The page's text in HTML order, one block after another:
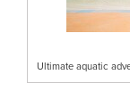
Ultimate aquatic